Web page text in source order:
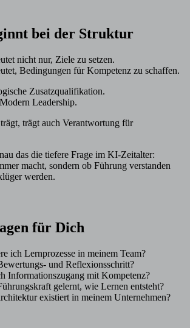
bei der Struktur
nicht nur, Ziele zu setzen.
Bedingungen für Kompetenz zu schaffen.
Zusatzqualifikation.
Leadership.
trägt auch Verantwortung für
das die tiefere Frage im KI-Zeitalter:
macht, sondern ob Führung verstanden
werden.
für Dich
ich Lernprozesse in meinem Team?
und Reflexionsschritt?
Informationszugang mit Kompetenz?
gelernt, wie Lernen entsteht?
existiert in meinem Unternehmen?